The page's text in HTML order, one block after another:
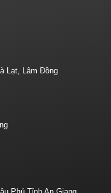
Lạt, Lâm Đồng